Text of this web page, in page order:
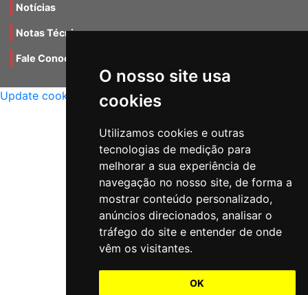
O nosso site usa
cookies
Utilizamos cookies e outras
tecnologias de medição para
melhorar a sua experiência de
navegação no nosso site, de forma a
mostrar conteúdo personalizado,
anúncios direcionados, analisar o
tráfego do site e entender de onde
vêm os visitantes.
OK
Notícias
Notas Técnicas
Fale Conocsco
MANTIDO POR Camaleão Soft
Update cookies preferences